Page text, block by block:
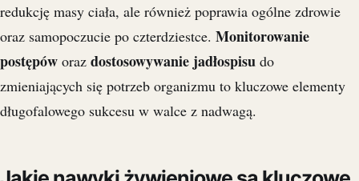
redukcję masy ciała, ale również poprawia ogólne zdrowie
oraz samopoczucie po czterdziestce. Monitorowanie
postępów oraz dostosowywanie jadłospisu do
zmieniających się potrzeb organizmu to kluczowe elementy
długofalowego sukcesu w walce z nadwagą.